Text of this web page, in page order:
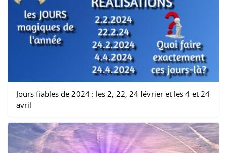
Jours fiables de 2024 : les 2, 22, 24 février et les 4 et 24
avril